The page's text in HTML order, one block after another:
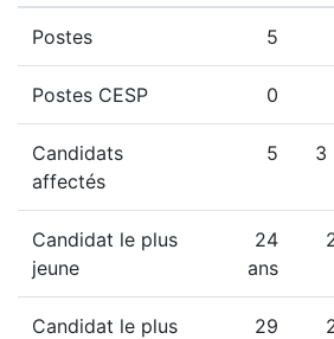
Postes 5
Postes CESP 0
Candidats
affectés
5 3
Candidat le plus
jeune
24
ans
Candidat le plus
29